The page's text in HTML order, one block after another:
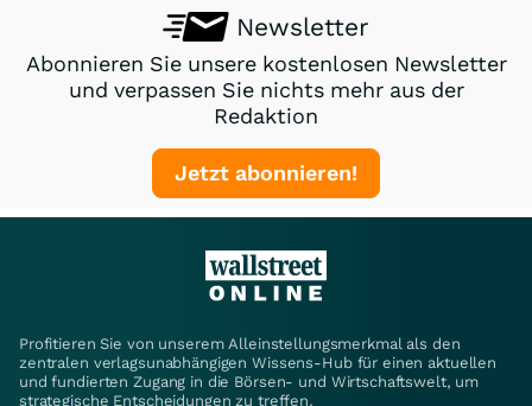
Newsletter
Abonnieren Sie unsere kostenlosen Newsletter
und verpassen Sie nichts mehr aus der
Redaktion
Jetzt abonnieren!
Profitieren Sie von unserem Alleinstellungsmerkmal als den
zentralen verlagsunabhängigen Wissens-Hub für einen aktuellen
und fundierten Zugang in die Börsen- und Wirtschaftswelt, um
strategische Entscheidungen zu treffen.